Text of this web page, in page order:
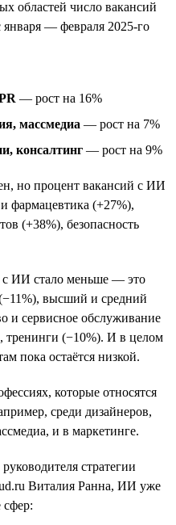
областей число вакансий
— февраля 2025-го
— рост на 16%
массмедиа — рост на 7%
консалтинг — рост на 9%
но процент вакансий с ИИ
фармацевтика (+27%),
(+38%), безопасность
с ИИ стало меньше — это
высший и средний
и сервисное обслуживание
тренинги (−10%). И в целом
пока остаётся низкой.
которые относятся
среди дизайнеров,
и в маркетинге.
стратегии
Виталия Ранна, ИИ уже
сфер: